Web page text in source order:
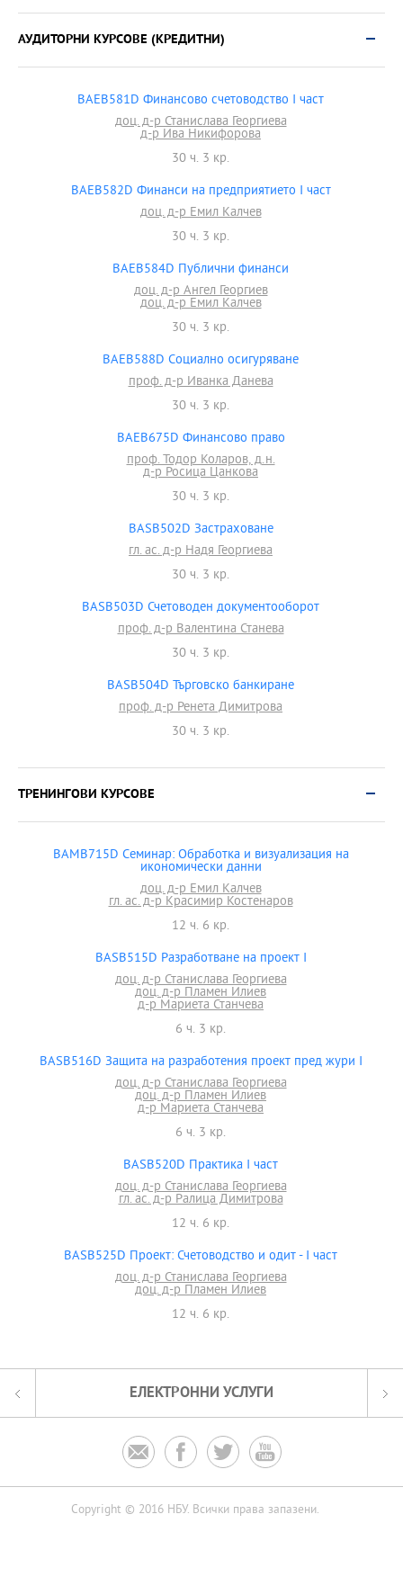
АУДИТОРНИ КУРСОВЕ (КРЕДИТНИ)
BAEB581D Финансово счетоводство І част
доц. д-р Станислава Георгиева
д-р Ива Никифорова
30 ч. 3 кр.
BAEB582D Финанси на предприятието І част
доц. д-р Емил Калчев
30 ч. 3 кр.
BAEB584D Публични финанси
доц. д-р Ангел Георгиев
доц. д-р Емил Калчев
30 ч. 3 кр.
BAEB588D Социално осигуряване
проф. д-р Иванка Данева
30 ч. 3 кр.
BAEB675D Финансово право
проф. Тодор Коларов, д.н.
д-р Росица Цанкова
30 ч. 3 кр.
BASB502D Застраховане
гл. ас. д-р Надя Георгиева
30 ч. 3 кр.
BASB503D Счетоводен документооборот
проф. д-р Валентина Станева
30 ч. 3 кр.
BASB504D Търговско банкиране
проф. д-р Ренета Димитрова
30 ч. 3 кр.
ТРЕНИНГОВИ КУРСОВЕ
BAMB715D Семинар: Обработка и визуализация на
икономически данни
доц. д-р Емил Калчев
гл. ас. д-р Красимир Костенаров
12 ч. 6 кр.
BASB515D Разработване на проект I
доц. д-р Станислава Георгиева
доц. д-р Пламен Илиев
д-р Мариета Станчева
6 ч. 3 кр.
BASB516D Защита на разработения проект пред жури I
доц. д-р Станислава Георгиева
доц. д-р Пламен Илиев
д-р Мариета Станчева
6 ч. 3 кр.
BASB520D Практика I част
доц. д-р Станислава Георгиева
гл. ас. д-р Ралица Димитрова
12 ч. 6 кр.
BASB525D Проект: Счетоводство и одит - I част
доц. д-р Станислава Георгиева
доц. д-р Пламен Илиев
12 ч. 6 кр.
ЕЛЕКТРОННИ УСЛУГИ
   
Copyright © 2016 НБУ. Всички права запазени.